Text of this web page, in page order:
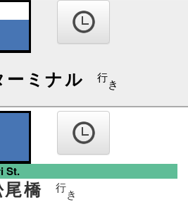
ーミナル 行き
St.
尾橋 行き